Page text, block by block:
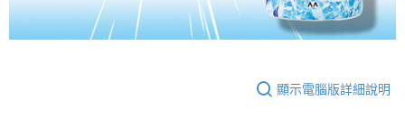
顯示電腦版詳細說明